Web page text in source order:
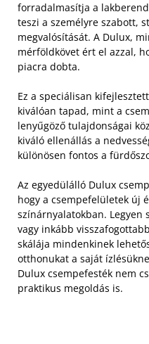
forradalmasítja a
teszi a személyre szabott,
megvalósítását. A Dulux,
mérföldkövet ért el azzal,
piacra dobta.
Ez a speciálisan
kiválóan tapad, mint a
lenyűgöző tulajdonságai
kiváló ellenállás a
különösen fontos a
Az egyedülálló Dulux
hogy a csempefelületek új
színárnyalatokban. Legyen
vagy inkább
skálája mindenkinek
otthonukat a saját
Dulux csempefesték nem
praktikus megoldás is.